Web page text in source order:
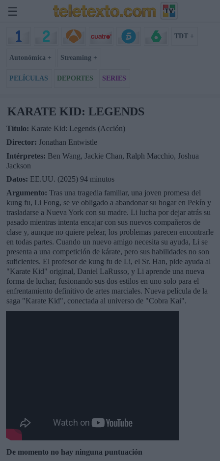
☰
TDT +
Autonómica + Streaming +
PELÍCULAS DEPORTES SERIES
KARATE KID: LEGENDS
Título: Karate Kid: Legends (Acción)
Director: Jonathan Entwistle
Intérpretes: Ben Wang, Jackie Chan, Ralph Macchio, Joshua
Jackson
Datos: EE.UU. (2025) 94 minutos
Argumento: Tras una tragedia familiar, una joven promesa del
kung fu, Li Fong, se ve obligado a abandonar su hogar en Pekín y
trasladarse a Nueva York con su madre. Li lucha por dejar atrás su
pasado mientras intenta encajar con sus nuevos compañeros de
clase y, aunque no quiere pelear, los problemas parecen encontrarle
en todas partes. Cuando un nuevo amigo necesita su ayuda, Li se
presenta a una competición de kárate, pero sus habilidades no son
suficientes. El profesor de kung fu de Li, el Sr. Han, pide ayuda al
"Karate Kid" original, Daniel LaRusso, y Li aprende una nueva
forma de luchar, fusionando sus dos estilos en uno solo para el
enfrentamiento definitivo de artes marciales. Nueva película de la
saga "Karate Kid", conectada al universo de "Cobra Kai".
De momento no hay ninguna puntuación